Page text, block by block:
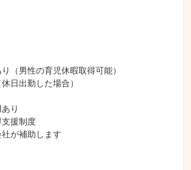
（男性の育児休暇取得可能）
日出勤した場合）
り
援制度
が補助します